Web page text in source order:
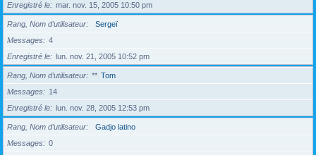
Enregistré le
mar. nov. 15, 2005 10:50 pm
Rang, Nom d’utilisateur
Sergeï
Messages
4
Enregistré le
lun. nov. 21, 2005 10:52 pm
Rang, Nom d’utilisateur ** Tom
Messages
14
Enregistré le
lun. nov. 28, 2005 12:53 pm
Rang, Nom d’utilisateur
Gadjo latino
Messages
0